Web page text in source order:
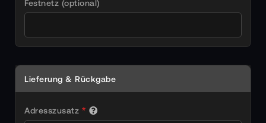
Festnetz (optional)
Lieferung & Rückgabe
Adresszusatz